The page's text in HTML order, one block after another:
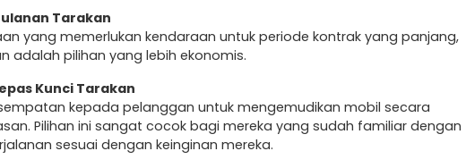
Tarakan
yang memerlukan kendaraan untuk periode kontrak yang panjang,
adalah pilihan yang lebih ekonomis.
Kunci Tarakan
kepada pelanggan untuk mengemudikan mobil secara
Pilihan ini sangat cocok bagi mereka yang sudah familiar dengan
sesuai dengan keinginan mereka.